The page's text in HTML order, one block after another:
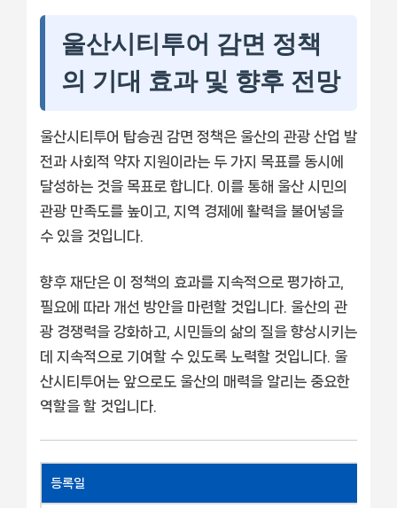
울산시티투어 감면 정책
의 기대 효과 및 향후 전망
울산시티투어 탑승권 감면 정책은 울산의 관광 산업 발
전과 사회적 약자 지원이라는 두 가지 목표를 동시에
달성하는 것을 목표로 합니다. 이를 통해 울산 시민의
관광 만족도를 높이고, 지역 경제에 활력을 불어넣을
수 있을 것입니다.
향후 재단은 이 정책의 효과를 지속적으로 평가하고,
필요에 따라 개선 방안을 마련할 것입니다. 울산의 관
광 경쟁력을 강화하고, 시민들의 삶의 질을 향상시키는
데 지속적으로 기여할 수 있도록 노력할 것입니다. 울
산시티투어는 앞으로도 울산의 매력을 알리는 중요한
역할을 할 것입니다.
등록일